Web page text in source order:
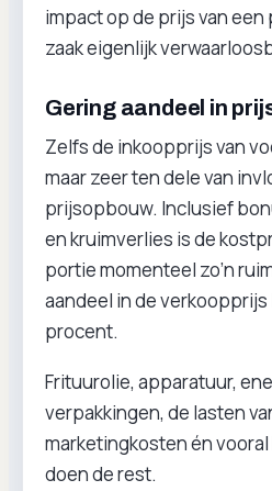
impact op de prijs van
zaak eigenlijk
Gering aandeel in
Zelfs de inkoopprijs van
maar zeer ten dele van
prijsopbouw. Inclusief
en kruimverlies is de
portie momenteel zo’n
aandeel in de verkoopprijs
procent.
Frituurolie, apparatuur,
verpakkingen, de lasten
marketingkosten én
doen de rest.